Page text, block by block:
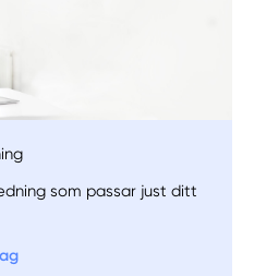
som passar just ditt